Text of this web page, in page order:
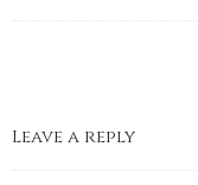
Leave a reply